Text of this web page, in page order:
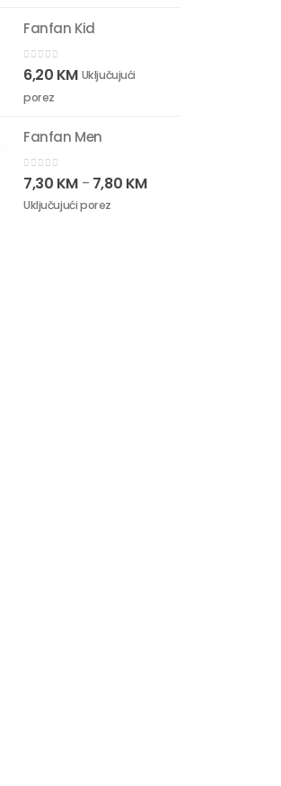
Fanfan Kid
0out of 5
6,20 KM Uključujući
porez
Fanfan Men
0out of 5
7,30 KM – 7,80 KM
Uključujući porez